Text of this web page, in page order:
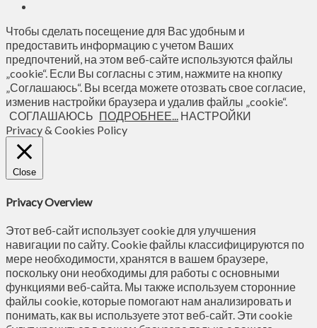
Чтобы сделать посещение для Вас удобным и
предоставить информацию с учетом Ваших
предпочтений, на этом веб-сайте используются файлы
„cookie“. Если Вы согласны с этим, нажмите на кнопку
„Соглашаюсь“. Вы всегда можете отозвать свое согласие,
изменив настройки браузера и удалив файлы „cookie“.
СОГЛАШАЮСЬ ПОДРОБНЕЕ... НАСТРОЙКИ
Privacy & Cookies Policy
Close
Privacy Overview
Этот веб-сайт использует cookie для улучшения
навигации по сайту. Сookie файлы классифицируются по
мере необходимости, хранятся в вашем браузере,
поскольку они необходимы для работы с основными
функциями веб-сайта. Мы также используем сторонние
файлы cookie, которые помогают нам анализировать и
понимать, как вы используете этот веб-сайт. Эти cookie